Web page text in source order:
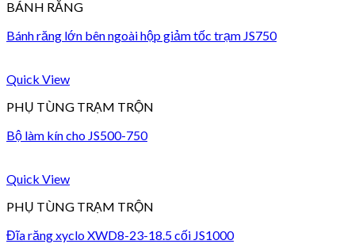
BÁNH RĂNG
Bánh răng lớn bên ngoài hộp giảm tốc trạm JS750
Quick View
PHỤ TÙNG TRẠM TRỘN
Bộ làm kín cho JS500-750
Quick View
PHỤ TÙNG TRẠM TRỘN
Đĩa răng xyclo XWD8-23-18.5 cối JS1000